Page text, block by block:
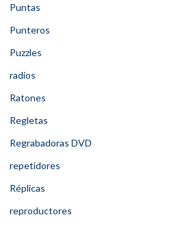
Puntas
Punteros
Puzzles
radios
Ratones
Regletas
Regrabadoras DVD
repetidores
Réplicas
reproductores